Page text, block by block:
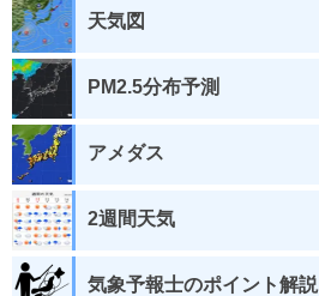
天気図
PM2.5分布予測
アメダス
2週間天気
気象予報士のポイント解説